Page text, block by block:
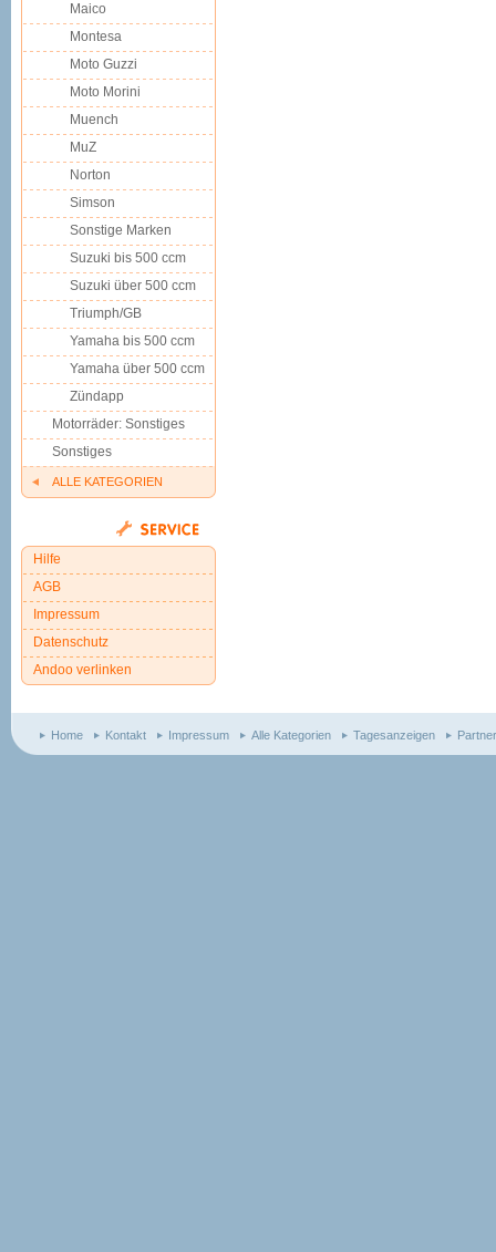
Maico
Montesa
Moto Guzzi
Moto Morini
Muench
MuZ
Norton
Simson
Sonstige Marken
Suzuki bis 500 ccm
Suzuki über 500 ccm
Triumph/GB
Yamaha bis 500 ccm
Yamaha über 500 ccm
Zündapp
Motorräder: Sonstiges
Sonstiges
ALLE KATEGORIEN
Hilfe
AGB
Impressum
Datenschutz
Andoo verlinken
Home Kontakt Impressum Alle Kategorien Tagesanzeigen Partner